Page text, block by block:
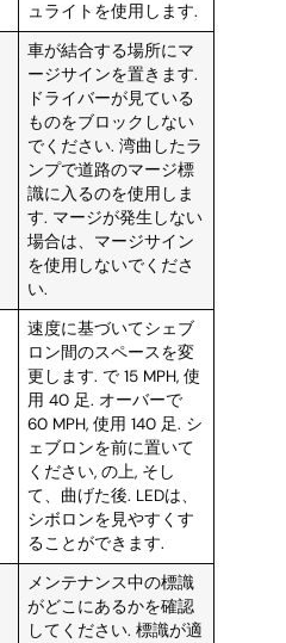
ュライトを使用します.
車が結合する場所にマ
ージサインを置きます.
ドライバーが見ている
ものをブロックしない
でください. 湾曲したラ
ンプで道路のマージ標
識に入るのを使用しま
す. マージが発生しない
場合は、マージサイン
を使用しないでくださ
い.
速度に基づいてシェブ
ロン間のスペースを変
更します. で 15 MPH, 使
用 40 足. オーバーで
60 MPH, 使用 140 足. シ
ェブロンを前に置いて
ください, の上, そし
て、曲げた後. LEDは、
シボロンを見やすくす
ることができます.
メンテナンス中の標識
がどこにあるかを確認
してください. 標識が適